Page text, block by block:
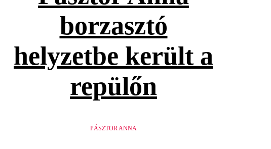
borzasztó
helyzetbe került a
repülőn
PÁSZTOR ANNA